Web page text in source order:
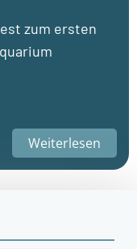
zum ersten
Weiterlesen